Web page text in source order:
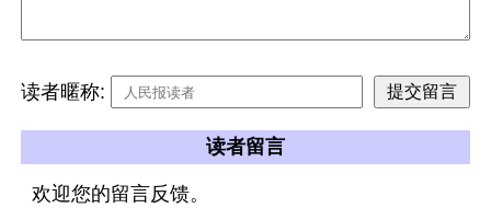
读者暱称:
读者留言
欢迎您的留言反馈。